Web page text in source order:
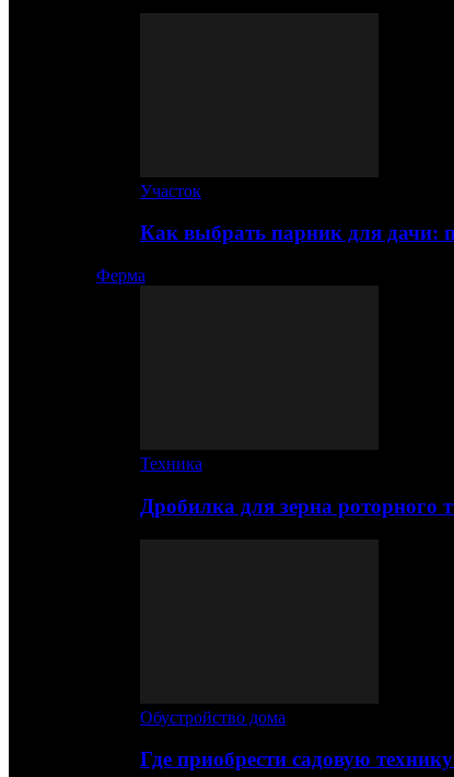
Участок
Как выбрать парник для
Ферма
Техника
Дробилка для зерна роторного
Обустройство дома
Где приобрести садовую